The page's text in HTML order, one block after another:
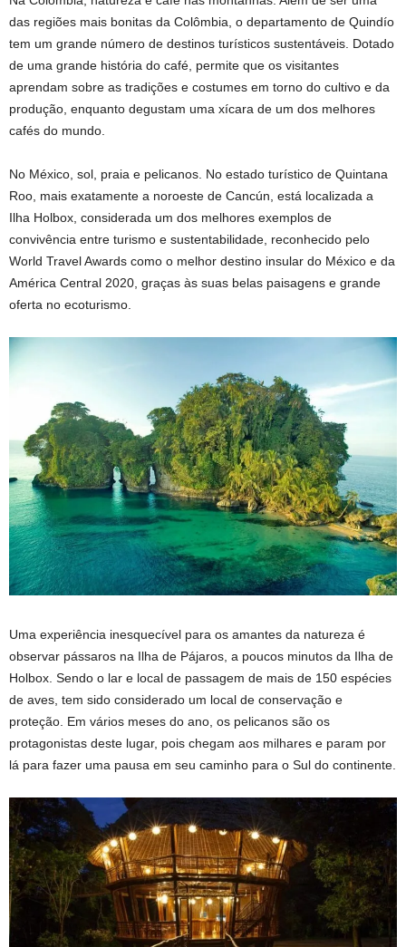
das regiões mais bonitas da Colômbia, o departamento de Quindío
tem um grande número de destinos turísticos sustentáveis. Dotado
de uma grande história do café, permite que os visitantes
aprendam sobre as tradições e costumes em torno do cultivo e da
produção, enquanto degustam uma xícara de um dos melhores
cafés do mundo.
No México, sol, praia e pelicanos. No estado turístico de Quintana
Roo, mais exatamente a noroeste de Cancún, está localizada a
Ilha Holbox, considerada um dos melhores exemplos de
convivência entre turismo e sustentabilidade, reconhecido pelo
World Travel Awards como o melhor destino insular do México e da
América Central 2020, graças às suas belas paisagens e grande
oferta no ecoturismo.
Uma experiência inesquecível para os amantes da natureza é
observar pássaros na Ilha de Pájaros, a poucos minutos da Ilha de
Holbox. Sendo o lar e local de passagem de mais de 150 espécies
de aves, tem sido considerado um local de conservação e
proteção. Em vários meses do ano, os pelicanos são os
protagonistas deste lugar, pois chegam aos milhares e param por
lá para fazer uma pausa em seu caminho para o Sul do continente.